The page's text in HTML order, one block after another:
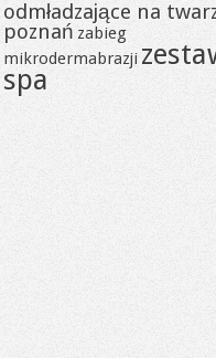
odmładzające na
poznań zabieg
mikrodermabrazji
spa